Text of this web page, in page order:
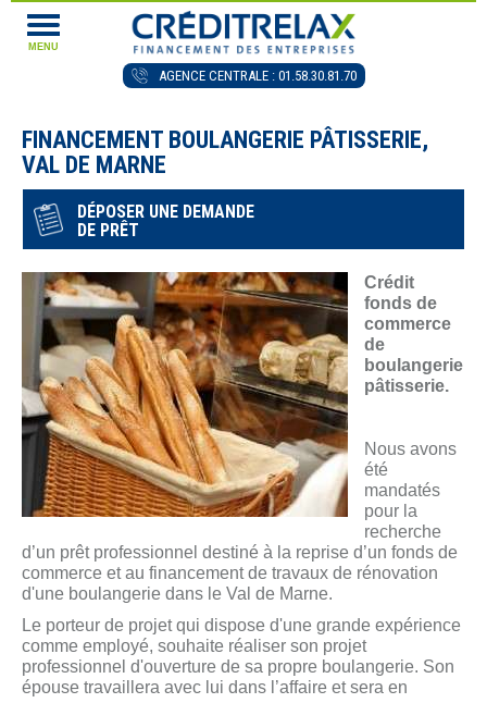
MENU
AGENCE CENTRALE : 01.58.30.81.70
FINANCEMENT BOULANGERIE PÂTISSERIE,
VAL DE MARNE
DÉPOSER UNE DEMANDE
DE PRÊT
Crédit
fonds de
commerce
de
boulangerie
pâtisserie.
Nous avons
été
mandatés
pour la
recherche
d’un prêt professionnel destiné à la reprise d’un fonds de
commerce et au financement de travaux de rénovation
d'une boulangerie dans le Val de Marne.
Le porteur de projet qui dispose d'une grande expérience
comme employé, souhaite réaliser son projet
professionnel d'ouverture de sa propre boulangerie. Son
épouse travaillera avec lui dans l’affaire et sera en